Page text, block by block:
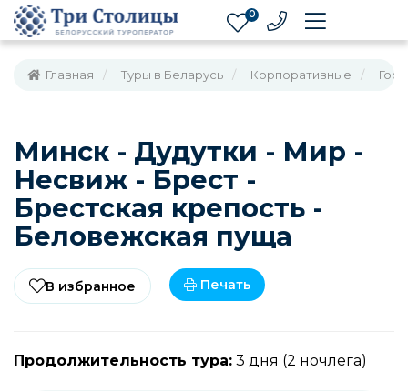
0
Главная Туры в Беларусь Корпоративные
Минск - Дудутки - Мир -
Несвиж - Брест -
Брестская крепость -
Беловежская пуща
В избранное Печать
Продолжительность тура: 3 дня (2 ночлега)